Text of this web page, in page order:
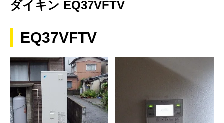
ダイキン EQ37VFTV
EQ37VFTV